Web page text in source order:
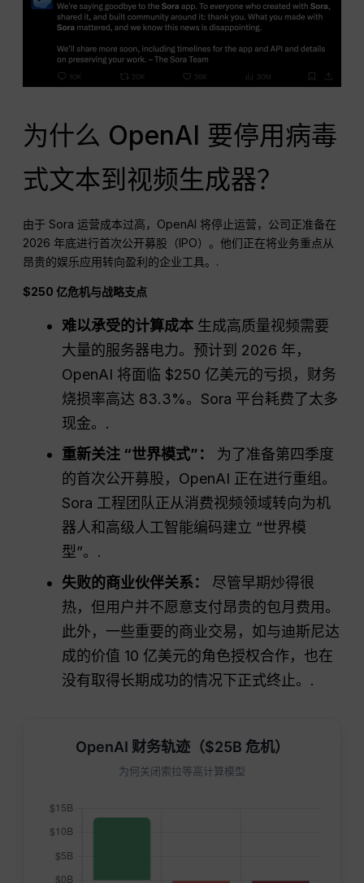
为什么 OpenAI 要停用病毒
式文本到视频生成器？
由于 Sora 运营成本过高，OpenAI 将停止运营，公司正准备在
2026 年底进行首次公开募股（IPO）。他们正在将业务重点从
昂贵的娱乐应用转向盈利的企业工具。.
$250 亿危机与战略支点
难以承受的计算成本 生成高质量视频需要
大量的服务器电力。预计到 2026 年，
OpenAI 将面临 $250 亿美元的亏损，财务
烧损率高达 83.3%。Sora 平台耗费了太多
现金。.
重新关注 “世界模式”：
为了准备第四季度
的首次公开募股，OpenAI 正在进行重组。
Sora 工程团队正从消费视频领域转向为机
器人和高级人工智能编码建立 “世界模
型”。.
失败的商业伙伴关系：
尽管早期炒得很
热，但用户并不愿意支付昂贵的包月费用。
此外，一些重要的商业交易，如与迪斯尼达
成的价值 10 亿美元的角色授权合作，也在
没有取得长期成功的情况下正式终止。.
OpenAI 财务轨迹（$25B 危机）
为何关闭索拉等高计算模型